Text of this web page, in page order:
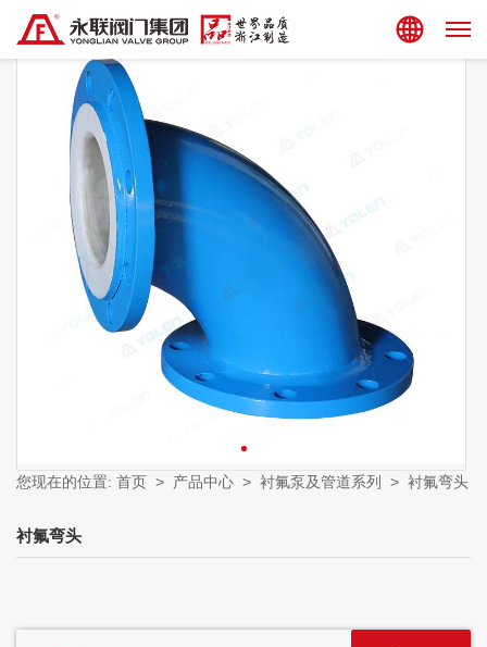
集团站点
您现在的位置: 首页 > 产品中心 > 衬氟泵及管道系列 > 衬氟弯头
衬氟弯头